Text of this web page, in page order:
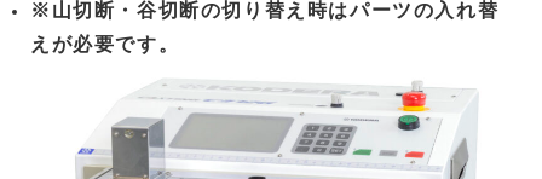
※山切断・谷切断の切り替え時はパーツの入れ替
えが必要です。